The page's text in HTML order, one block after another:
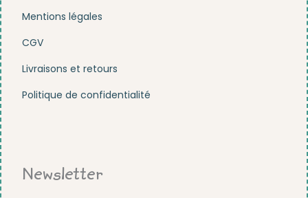
Mentions légales
CGV
Livraisons et retours
Politique de confidentialité
Newsletter